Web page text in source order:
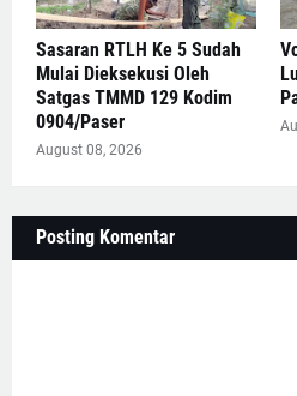
Sasaran RTLH Ke 5 Sudah
Mulai Dieksekusi Oleh
Satgas TMMD 129 Kodim
0904/Paser
August 08, 2026
Posting Komentar